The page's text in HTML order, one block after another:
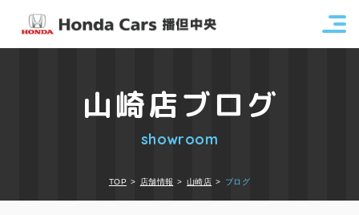
山崎店ブログ
showroom
TOP 店舗情報 山崎店 ブログ